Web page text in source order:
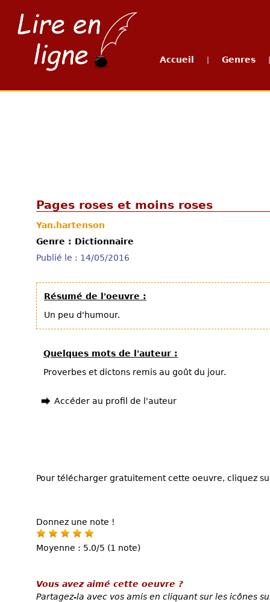
Accueil Genres
Pages roses et moins roses
Yan.hartenson
Genre : Dictionnaire
Publié le : 14/05/2016
Résumé de l'oeuvre :
Un peu d'humour.
Quelques mots de l'auteur :
Proverbes et dictons remis au goût du jour.
Accéder au profil de l'auteur
Pour télécharger gratuitement cette oeuvre, cliquez
Donnez une note !
Moyenne : 5.0/5 (1 note)
Vous avez aimé cette oeuvre ?
Partagez-la avec vos amis en cliquant sur les icônes